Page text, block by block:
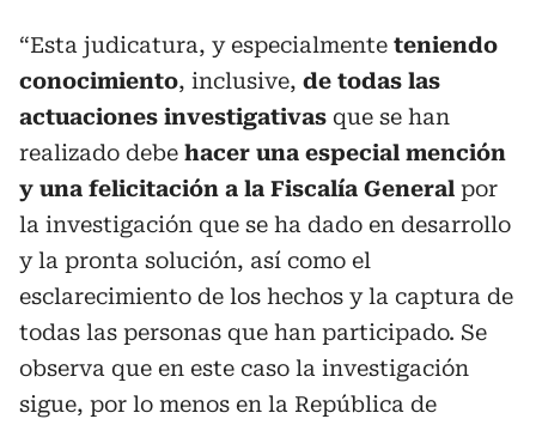
“Esta judicatura, y especialmente teniendo
conocimiento, inclusive, de todas las
actuaciones investigativas que se han
realizado debe hacer una especial mención
y una felicitación a la Fiscalía General por
la investigación que se ha dado en desarrollo
y la pronta solución, así como el
esclarecimiento de los hechos y la captura de
todas las personas que han participado. Se
observa que en este caso la investigación
sigue, por lo menos en la República de